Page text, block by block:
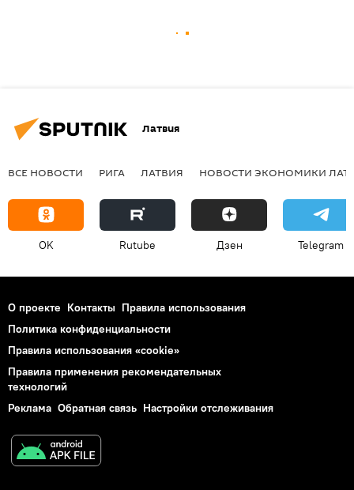
Латвия
ВСЕ НОВОСТИ РИГА ЛАТВИЯ НОВОСТИ ЭКОНОМИКИ
OK Rutube Дзен Telegram
О проекте Контакты Правила использования
Политика конфиденциальности
Правила использования «cookie»
Правила применения рекомендательных
технологий
Реклама Обратная связь Настройки отслеживания